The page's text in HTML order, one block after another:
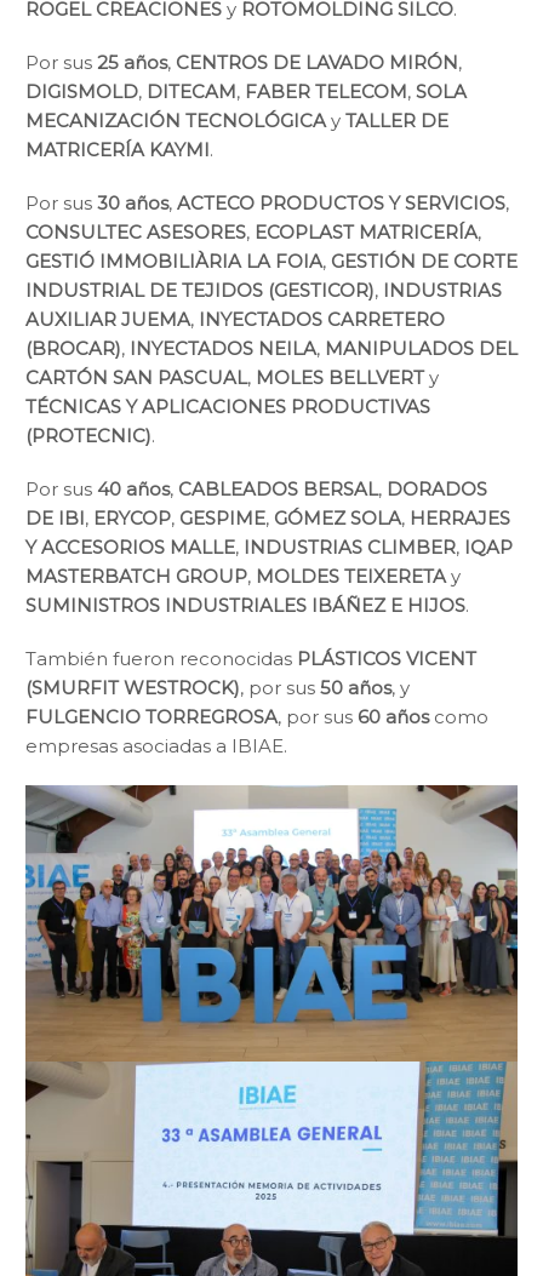
ROGEL CREACIONES y ROTOMOLDING SILCO.
Por sus 25 años, CENTROS DE LAVADO MIRÓN,
DIGISMOLD, DITECAM, FABER TELECOM, SOLA
MECANIZACIÓN TECNOLÓGICAy TALLER DE
MATRICERÍA KAYMI.
Por sus 30 años, ACTECO PRODUCTOS Y SERVICIOS,
CONSULTEC ASESORES, ECOPLAST MATRICERÍA,
GESTIÓ IMMOBILIÀRIA LA FOIA, GESTIÓN DE CORTE
INDUSTRIAL DE TEJIDOS (GESTICOR), INDUSTRIAS
AUXILIAR JUEMA, INYECTADOS CARRETERO
(BROCAR), INYECTADOS NEILA, MANIPULADOS DEL
CARTÓN SAN PASCUAL, MOLES BELLVERTy
TÉCNICAS Y APLICACIONES PRODUCTIVAS
(PROTECNIC).
Por sus 40 años, CABLEADOS BERSAL, DORADOS
DE IBI, ERYCOP, GESPIME, GÓMEZ SOLA, HERRAJES
Y ACCESORIOS MALLE, INDUSTRIAS CLIMBER, IQAP
MASTERBATCH GROUP, MOLDES TEIXERETAy
SUMINISTROS INDUSTRIALES IBÁÑEZ E HIJOS.
También fueron reconocidas PLÁSTICOS VICENT
(SMURFIT WESTROCK), por sus 50 años, y
FULGENCIO TORREGROSA, por sus 60 añoscomo
empresas asociadas a IBIAE.